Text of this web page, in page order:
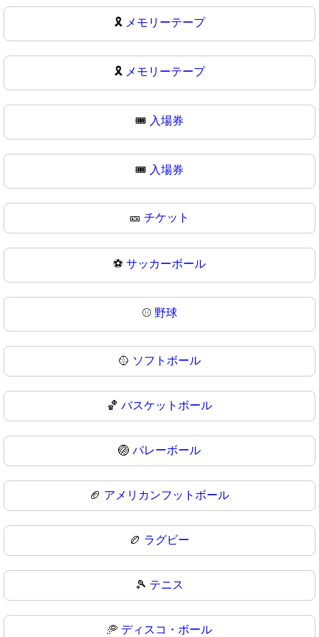
🎗️ メモリーテープ
🎗 メモリーテープ
🎟️ 入場券
🎟 入場券
🎫 チケット
⚽ サッカーボール
⚾ 野球
🥎 ソフトボール
🏀 バスケットボール
🏐 バレーボール
🏈 アメリカンフットボール
🏉 ラグビー
🎾 テニス
🥏 ディスコ・ボール